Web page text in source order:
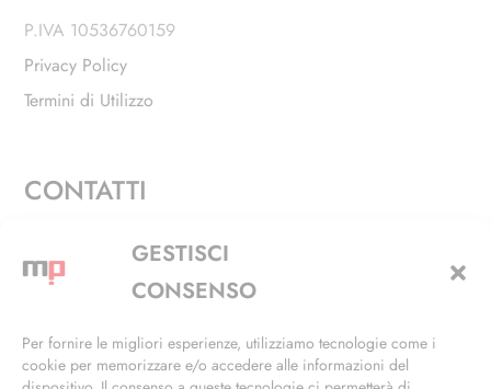
GESTISCI
CONSENSO
Per fornire le migliori esperienze, utilizziamo tecnologie come i
cookie per memorizzare e/o accedere alle informazioni del
P.IVA 10536760159
Privacy Policy
Termini di Utilizzo
CONTATTI
Via Alfieri, 27 - Trezzano Sul Naviglio (MI)
+39 02 4846 3155
info@masterphil.it